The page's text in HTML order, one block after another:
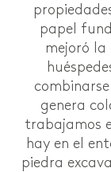
papel
mejoró
genera
trabajamos
hay en el
piedra